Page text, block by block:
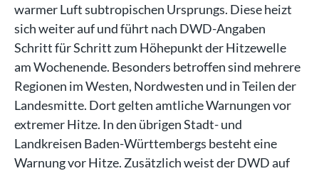
warmer Luft subtropischen Ursprungs. Diese heizt
sich weiter auf und führt nach DWD-Angaben
Schritt für Schritt zum Höhepunkt der Hitzewelle
am Wochenende. Besonders betroffen sind mehrere
Regionen im Westen, Nordwesten und in Teilen der
Landesmitte. Dort gelten amtliche Warnungen vor
extremer Hitze. In den übrigen Stadt- und
Landkreisen Baden-Württembergs besteht eine
Warnung vor Hitze. Zusätzlich weist der DWD auf